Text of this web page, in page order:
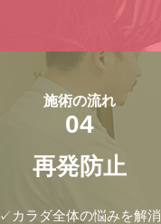
施術の流れ
04
再発防止
✓カラダ全体の悩みを解消